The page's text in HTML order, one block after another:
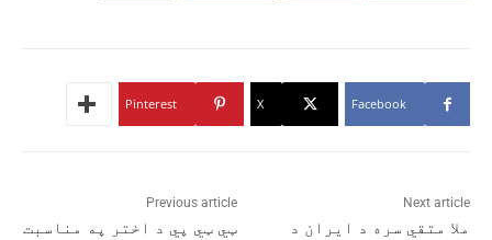
Facebook
X
Pinterest
Previous article
ټي ټي پي د اختر په مناسبت
Next article
ملا متقي سره د ایران د